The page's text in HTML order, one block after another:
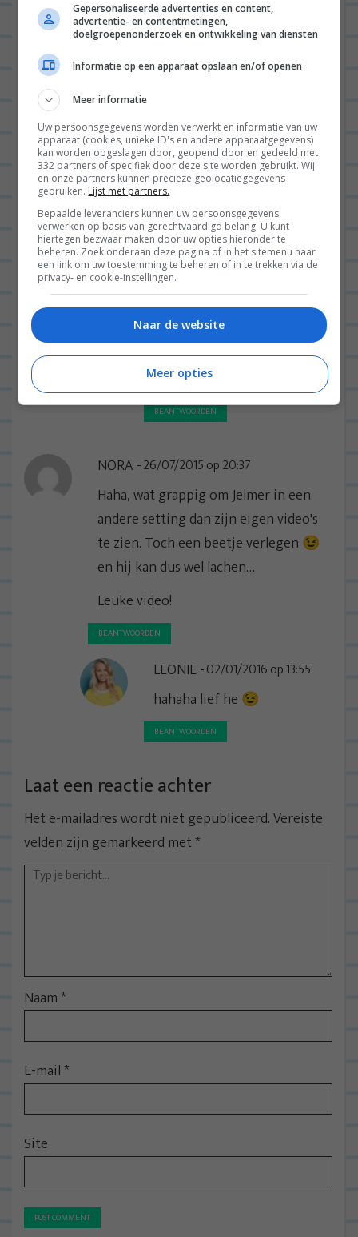
steeds sneller en beter word.
ontzettend!
BEANTWOORDEN
DENIECE
FOTOGRAFIE
10:13
Zonder de bacon klinkt deze tosti
heerlijk! 😉
LEONIE 02/01/2016 op 13:56
haha, nee de bacon is tof!
BEANTWOORDEN
NORA 26/07/2015 op 20:37
Haha, wat grappig om Jelmer in een
andere setting dan zijn eigen video's
te zien. Toch een beetje verlegen 😉
en hij kan dus wel lachen…
Leuke video!
BEANTWOORDEN
LEONIE 02/01/2016 op 13:55
hahaha lief he 😉
BEANTWOORDEN
Laat een reactie achter
Het e-mailadres wordt niet gepubliceerd.Vereiste
velden zijn gemarkeerd met*
Naam*
E-mail*
Site
Gepersonaliseerde advertenties en content,
advertentie- en contentmetingen,
doelgroepenonderzoek en ontwikkeling van diensten
Informatie op een apparaat opslaan en/of openen
Meer informatie
Uw persoonsgegevens worden verwerkt en informatie van uw
apparaat (cookies, unieke ID's en andere apparaatgegevens)
kan worden opgeslagen door, geopend door en gedeeld met
332 partners of specifiek door deze site worden gebruikt. Wij
en onze partners kunnen precieze geolocatiegegevens
gebruiken. Lijst met partners.
Bepaalde leveranciers kunnen uw persoonsgegevens
verwerken op basis van gerechtvaardigd belang. U kunt
hiertegen bezwaar maken door uw opties hieronder te
beheren. Zoek onderaan deze pagina of in het sitemenu naar
een link om uw toestemming te beheren of in te trekken via de
privacy- en cookie-instellingen.
Naar de website
Meer opties